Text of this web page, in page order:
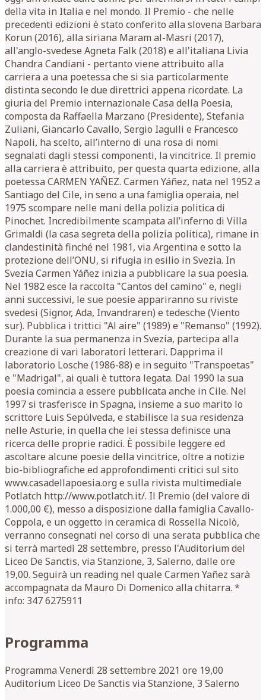
della vita in Italia e nel mondo. Il Premio - che nelle
precedenti edizioni è stato conferito alla slovena Barbara
Korun (2016), alla siriana Maram al-Masri (2017),
all'anglo-svedese Agneta Falk (2018) e all'italiana Livia
Chandra Candiani - pertanto viene attribuito alla
carriera a una poetessa che si sia particolarmente
distinta secondo le due direttrici appena ricordate. La
giuria del Premio internazionale Casa della Poesia,
composta da Raffaella Marzano (Presidente), Stefania
Zuliani, Giancarlo Cavallo, Sergio Iagulli e Francesco
Napoli, ha scelto, all’interno di una rosa di nomi
segnalati dagli stessi componenti, la vincitrice. Il premio
alla carriera è attribuito, per questa quarta edizione, alla
poetessa CARMEN YAÑEZ. Carmen Yáñez, nata nel 1952 a
Santiago del Cile, in seno a una famiglia operaia, nel
1975 scompare nelle mani della polizia politica di
Pinochet. Incredibilmente scampata all’inferno di Villa
Grimaldi (la casa segreta della polizia politica), rimane in
clandestinità finché nel 1981, via Argentina e sotto la
protezione dell’ONU, si rifugia in esilio in Svezia. In
Svezia Carmen Yáñez inizia a pubblicare la sua poesia.
Nel 1982 esce la raccolta "Cantos del camino" e, negli
anni successivi, le sue poesie appariranno su riviste
svedesi (Signor, Ada, Invandraren) e tedesche (Viento
sur). Pubblica i trittici "Al aire" (1989) e "Remanso" (1992).
Durante la sua permanenza in Svezia, partecipa alla
creazione di vari laboratori letterari. Dapprima il
laboratorio Losche (1986-88) e in seguito "Transpoetas"
e "Madrigal", ai quali è tuttora legata. Dal 1990 la sua
poesia comincia a essere pubblicata anche in Cile. Nel
1997 si trasferisce in Spagna, insieme a suo marito lo
scrittore Luis Sepúlveda, e stabilisce la sua residenza
nelle Asturie, in quella che lei stessa definisce una
ricerca delle proprie radici. È possibile leggere ed
ascoltare alcune poesie della vincitrice, oltre a notizie
bio-bibliografiche ed approfondimenti critici sul sito
www.casadellapoesia.org e sulla rivista multimediale
Potlatch http://www.potlatch.it/. Il Premio (del valore di
1.000,00 €), messo a disposizione dalla famiglia Cavallo-
Coppola, e un oggetto in ceramica di Rossella Nicolò,
verranno consegnati nel corso di una serata pubblica che
si terrà martedì 28 settembre, presso l'Auditorium del
Liceo De Sanctis, via Stanzione, 3, Salerno, dalle ore
19,00. Seguirà un reading nel quale Carmen Yañez sarà
accompagnata da Mauro Di Domenico alla chitarra. *
info: 347 6275911
Programma
Programma Venerdì 28 settembre 2021 ore 19,00
Auditorium Liceo De Sanctis via Stanzione, 3 Salerno